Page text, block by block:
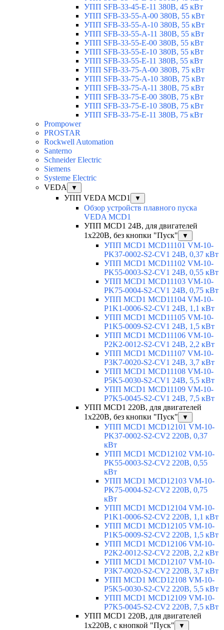
УПП SFB-33-45-E-11 380В, 45 кВт
УПП SFB-33-55-A-00 380В, 55 кВт
УПП SFB-33-55-A-10 380В, 55 кВт
УПП SFB-33-55-A-11 380В, 55 кВт
УПП SFB-33-55-E-00 380В, 55 кВт
УПП SFB-33-55-E-10 380В, 55 кВт
УПП SFB-33-55-E-11 380В, 55 кВт
УПП SFB-33-75-A-00 380В, 75 кВт
УПП SFB-33-75-A-10 380В, 75 кВт
УПП SFB-33-75-A-11 380В, 75 кВт
УПП SFB-33-75-E-00 380В, 75 кВт
УПП SFB-33-75-E-10 380В, 75 кВт
УПП SFB-33-75-E-11 380В, 75 кВт
Prompower
PROSTAR
Rockwell Automation
Santerno
Schneider Electric
Siemens
Systeme Electric
VEDA
▼
УПП VEDA MCD1 ▼
Обзор устройств плавного пуска
VEDA MCD1
УПП MCD1 24В, для двигателей
1х220В, без кнопки "Пуск"
▼
УПП MCD1 MCD11101 VM-10-
PK37-0002-S2-CV1 24В, 0,37 кВт
УПП MCD1 MCD11102 VM-10-
PK55-0003-S2-CV1 24В, 0,55 кВт
УПП MCD1 MCD11103 VM-10-
PK75-0004-S2-CV1 24В, 0,75 кВт
УПП MCD1 MCD11104 VM-10-
P1K1-0006-S2-CV1 24В, 1,1 кВт
УПП MCD1 MCD11105 VM-10-
P1K5-0009-S2-CV1 24В, 1,5 кВт
УПП MCD1 MCD11106 VM-10-
P2K2-0012-S2-CV1 24В, 2,2 кВт
УПП MCD1 MCD11107 VM-10-
P3K7-0020-S2-CV1 24В, 3,7 кВт
УПП MCD1 MCD11108 VM-10-
P5K5-0030-S2-CV1 24В, 5,5 кВт
УПП MCD1 MCD11109 VM-10-
P7K5-0045-S2-CV1 24В, 7,5 кВт
УПП MCD1 220В, для двигателей
1х220В, без кнопки "Пуск"
▼
УПП MCD1 MCD12101 VM-10-
PK37-0002-S2-CV2 220В, 0,37
кВт
УПП MCD1 MCD12102 VM-10-
PK55-0003-S2-CV2 220В, 0,55
кВт
УПП MCD1 MCD12103 VM-10-
PK75-0004-S2-CV2 220В, 0,75
кВт
УПП MCD1 MCD12104 VM-10-
P1K1-0006-S2-CV2 220В, 1,1 кВт
УПП MCD1 MCD12105 VM-10-
P1K5-0009-S2-CV2 220В, 1,5 кВт
УПП MCD1 MCD12106 VM-10-
P2K2-0012-S2-CV2 220В, 2,2 кВт
УПП MCD1 MCD12107 VM-10-
P3K7-0020-S2-CV2 220В, 3,7 кВт
УПП MCD1 MCD12108 VM-10-
P5K5-0030-S2-CV2 220В, 5,5 кВт
УПП MCD1 MCD12109 VM-10-
P7K5-0045-S2-CV2 220В, 7,5 кВт
УПП MCD1 220В, для двигателей
1х220В, с кнопкой "Пуск"
▼